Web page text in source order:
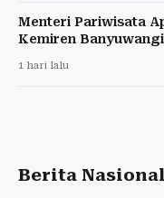
Menteri Pariwisata
Kemiren Banyuwangi
1 hari lalu
Berita Nasional